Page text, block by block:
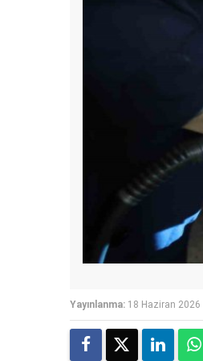
Yayınlanma: 18 Haziran 2026